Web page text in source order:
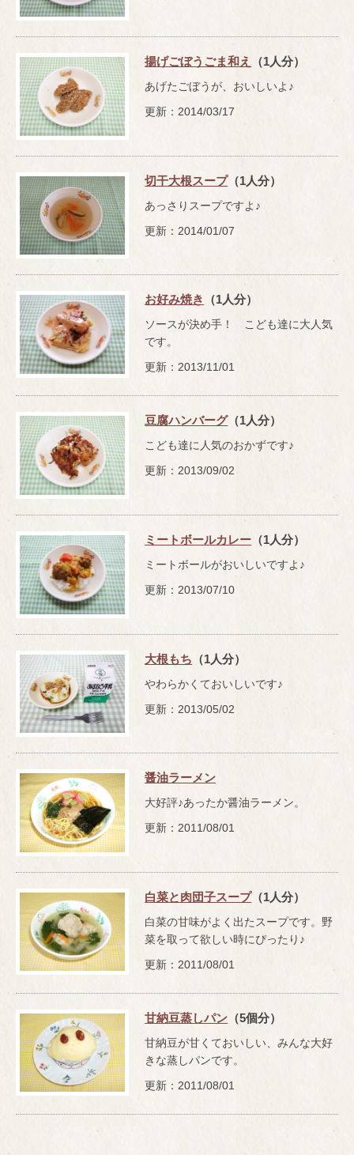
揚げごぼうごま和え （1人分）
あげたごぼうが、おいしいよ♪
更新：2014/03/17
切干大根スープ（1人分）
あっさりスープですよ♪
更新：2014/01/07
お好み焼き （1人分）
ソースが決め手！ こども達に大人気
です。
更新：2013/11/01
豆腐ハンバーグ（1人分）
こども達に人気のおかずです♪
更新：2013/09/02
ミートボールカレー （1人分）
ミートボールがおいしいですよ♪
更新：2013/07/10
大根もち （1人分）
やわらかくておいしいです♪
更新：2013/05/02
醤油ラーメン
大好評♪あったか醤油ラーメン。
更新：2011/08/01
白菜と肉団子スープ（1人分）
白菜の甘味がよく出たスープです。野
菜を取って欲しい時にぴったり♪
更新：2011/08/01
甘納豆蒸しパン （5個分）
甘納豆が甘くておいしい、みんな大好
きな蒸しパンです。
更新：2011/08/01